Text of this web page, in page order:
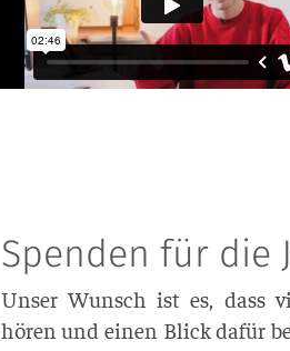
Spenden für die
Unser Wunsch ist es, dass
hören und einen Blick dafür